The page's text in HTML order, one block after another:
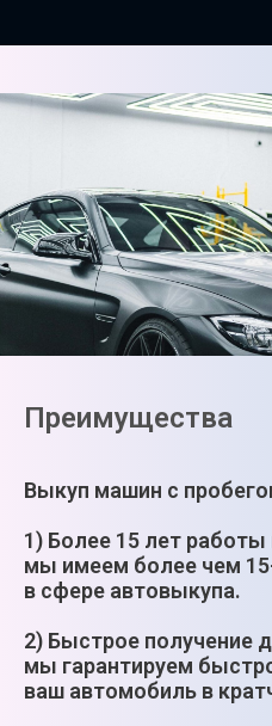
Преимущества
Выкуп машин с
1) Более 15 лет
мы имеем более чем
в сфере автовыкупа.
2) Быстрое получение
мы гарантируем
ваш автомобиль в